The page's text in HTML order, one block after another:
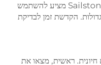
צמיג חדש על חישוק חלוד, והצמיג איבד לחץ באיטיות מדי יום, מה שפגע ביעילות העבודה. הצוות הטכני של Sailstone מציע להשתמש
הקדשת זמן לבדיקת
חיונית. ראשית, מצאו את